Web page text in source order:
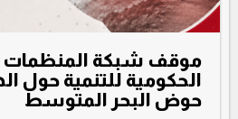
موقف شبكة المنظمات
الحكومية للتنمية حول
حوض البحر المتوسط